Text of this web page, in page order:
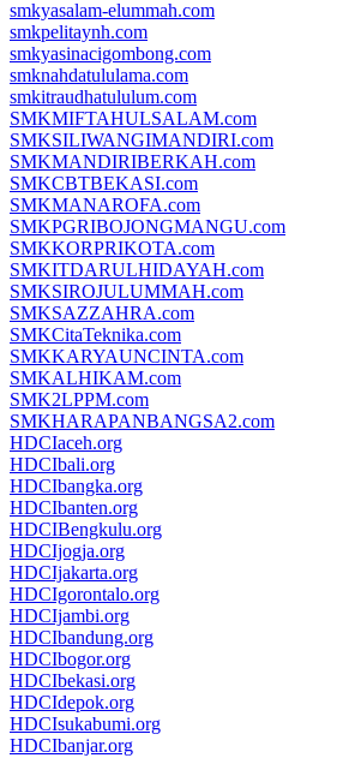
smkyasalam-elummah.com
smkpelitaynh.com
smkyasinacigombong.com
smknahdatululama.com
smkitraudhatululum.com
SMKMIFTAHULSALAM.com
SMKSILIWANGIMANDIRI.com
SMKMANDIRIBERKAH.com
SMKCBTBEKASI.com
SMKMANAROFA.com
SMKPGRIBOJONGMANGU.com
SMKKORPRIKOTA.com
SMKITDARULHIDAYAH.com
SMKSIROJULUMMAH.com
SMKSAZZAHRA.com
SMKCitaTeknika.com
SMKKARYAUNCINTA.com
SMKALHIKAM.com
SMK2LPPM.com
SMKHARAPANBANGSA2.com
HDCIaceh.org
HDCIbali.org
HDCIbangka.org
HDCIbanten.org
HDCIBengkulu.org
HDCIjogja.org
HDCIjakarta.org
HDCIgorontalo.org
HDCIjambi.org
HDCIbandung.org
HDCIbogor.org
HDCIbekasi.org
HDCIdepok.org
HDCIsukabumi.org
HDCIbanjar.org